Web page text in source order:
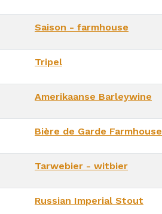
Saison - farmhouse
Tripel
Amerikaanse Barleywine
Bière de Garde Farmhouse
Tarwebier - witbier
Russian Imperial Stout